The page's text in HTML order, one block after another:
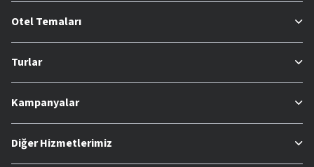
Otel Temaları
Turlar
Kampanyalar
Diğer Hizmetlerimiz